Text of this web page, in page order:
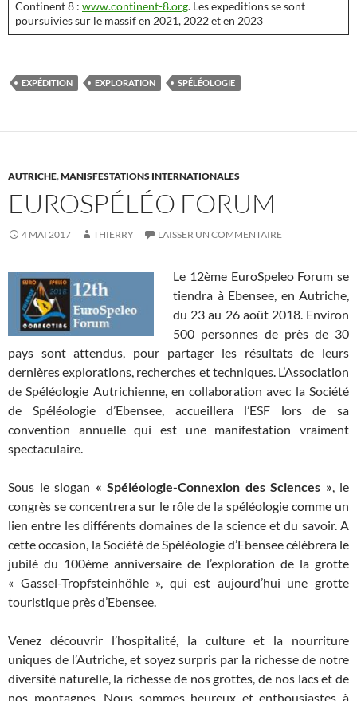
Continent 8 : www.continent-8.org. Les expeditions se sont
poursuivies sur le massif en 2021, 2022 et en 2023
EXPÉDITION EXPLORATION SPÉLÉOLOGIE
AUTRICHE,MANISFESTATIONS INTERNATIONALES
EUROSPÉLÉO FORUM
4 MAI 2017 THIERRY LAISSER UN COMMENTAIRE
Le 12ème EuroSpeleo Forum se
tiendra à Ebensee, en Autriche,
du 23 au 26 août 2018. Environ
500 personnes de près de 30
pays sont attendus, pour partager les résultats de leurs
dernières explorations, recherches et techniques. L’Association
de Spéléologie Autrichienne, en collaboration avec la Société
de Spéléologie d’Ebensee, accueillera l’ESF lors de sa
convention annuelle qui est une manifestation vraiment
spectaculaire.
Sous le slogan « Spéléologie-Connexion des Sciences » , le
congrès se concentrera sur le rôle de la spéléologie comme un
lien entre les différents domaines de la science et du savoir. A
cette occasion, la Société de Spéléologie d’Ebensee célèbrera le
jubilé du 100ème anniversaire de l’exploration de la grotte
« Gassel-Tropfsteinhöhle », qui est aujourd’hui une grotte
touristique près d’Ebensee.
Venez découvrir l’hospitalité, la culture et la nourriture
uniques de l’Autriche, et soyez surpris par la richesse de notre
diversité naturelle, la richesse de nos grottes, de nos lacs et de
nos montagnes. Nous sommes heureux et enthousiastes à